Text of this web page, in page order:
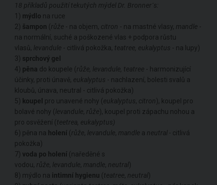
18 příkladů použití tekutých mýdel Dr. Bronner´s:
1) mýdlo na ruce
2) šampon (růže - na objem, citron - na mastné vlasy, mandle -
na normální, suché a poškozené vlas + podpora růstu
vlasů, levandule - citlivá pokožka, teatree, eukalyptus - na lupy)
3) sprchový gel
4) pěna do koupele (růže, levandule, teatree - harmonizující
účinky, proti únavě, eukalyptus - nachlazení, bolesti svalů a
kloubů, únava, neutral - citlivá pokožka)
5) koupel pro unavené nohy (eukalyptus, citron), koupel pro
bolavé nohy (levandule, růže), koupel proti zápachu nohou a
pro osvěžení (teetrea, eukalyptus)
6) pěna na holení (růže, levandule, mandle a neutral - citlivá
pokožka)
7) voda po holení (naředěné s
vodou, růže, levandule, mandle, neutral)
8) mýdlo na intimní hygienu (teatree, neutral)